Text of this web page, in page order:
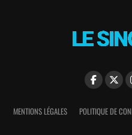
MENTIONS LÉGALES POLITIQUE DE